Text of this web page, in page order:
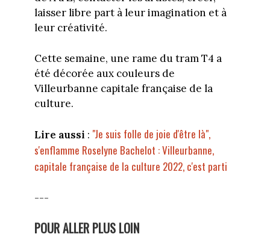
laisser libre part à leur imagination et à
leur créativité.
Cette semaine, une rame du tram T4 a
été décorée aux couleurs de
Villeurbanne capitale française de la
culture.
Lire aussi : "Je suis folle de joie d'être là",
s'enflamme Roselyne Bachelot : Villeurbanne,
capitale française de la culture 2022, c'est parti
---
POUR ALLER PLUS LOIN